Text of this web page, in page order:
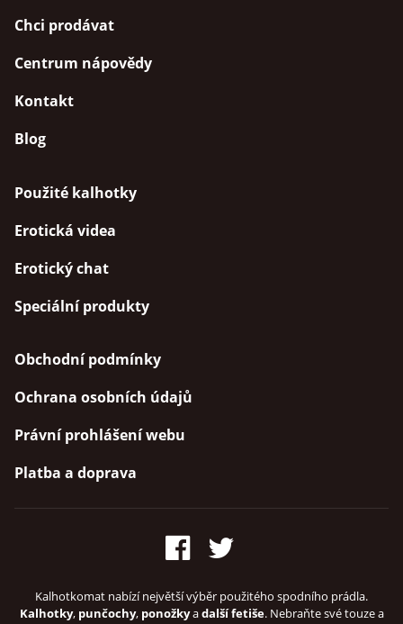
Chci prodávat
Centrum nápovědy
Kontakt
Blog
Použité kalhotky
Erotická videa
Erotický chat
Speciální produkty
Obchodní podmínky
Ochrana osobních údajů
Právní prohlášení webu
Platba a doprava
Kalhotkomat nabízí největší výběr použitého spodního prádla.
Kalhotky, punčochy, ponožkyadalší fetiše. Nebraňte své touze a